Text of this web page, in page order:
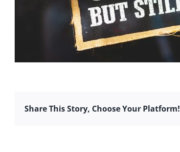
Share This Story, Choose Your Platform!